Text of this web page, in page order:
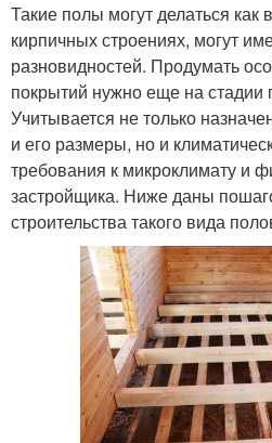
Такие полы могут делаться как
кирпичных строениях, могут
разновидностей. Продумать
покрытий нужно еще на стадии
Учитывается не только
и его размеры, но и
требования к микроклимату и
застройщика. Ниже даны
строительства такого вида